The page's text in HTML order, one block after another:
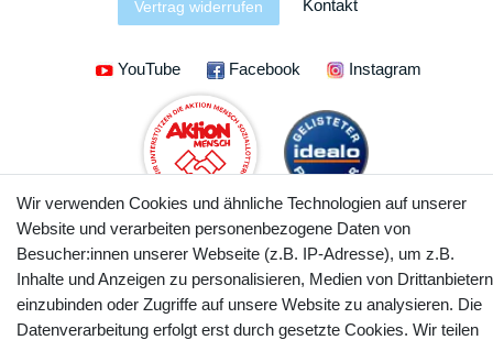
Vertrag widerrufen Kontakt
YouTube Facebook Instagram
© Copyright 2025 webtotrade GmbH. Alle Rechte vorbehalten.
Wir verwenden Cookies und ähnliche Technologien auf unserer
Website und verarbeiten personenbezogene Daten von
Besucher:innen unserer Webseite (z.B. IP-Adresse), um z.B.
Inhalte und Anzeigen zu personalisieren, Medien von Drittanbietern
einzubinden oder Zugriffe auf unsere Website zu analysieren. Die
Datenverarbeitung erfolgt erst durch gesetzte Cookies. Wir teilen